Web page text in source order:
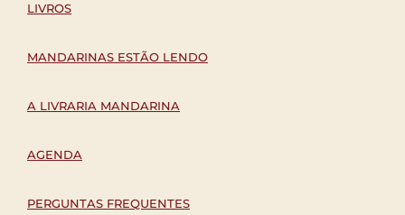
LIVROS
MANDARINAS ESTÃO LENDO
A LIVRARIA MANDARINA
AGENDA
PERGUNTAS FREQUENTES